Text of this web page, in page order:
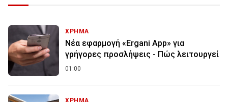
ΧΡΗΜΑ
Νέα εφαρμογή «Ergani App» για
γρήγορες προσλήψεις - Πώς λειτουργεί
01:00
ΧΡΗΜΑ